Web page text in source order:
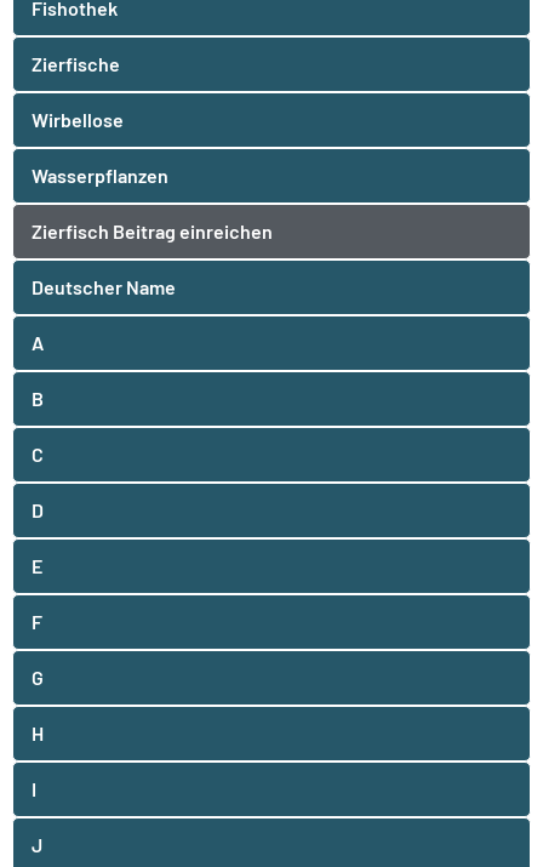
Fishothek
Zierfische
Wirbellose
Wasserpflanzen
Zierfisch Beitrag einreichen
Deutscher Name
A
B
C
D
E
F
G
H
I
J